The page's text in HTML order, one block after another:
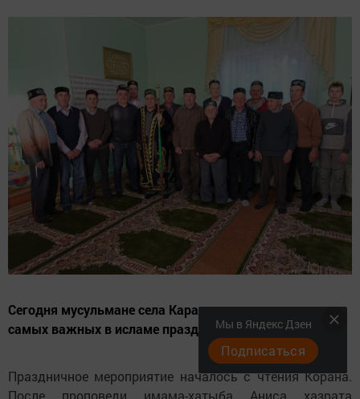
Сегодня мусульмане села Карамалы отметили один из
самых важных в исламе праздников - Курбан-байрам.
Праздничное мероприятие началось с чтения Корана.
После проповеди имама-хатыба Аниса хазрата
Мы в Яндекс Дзен
Подписаться